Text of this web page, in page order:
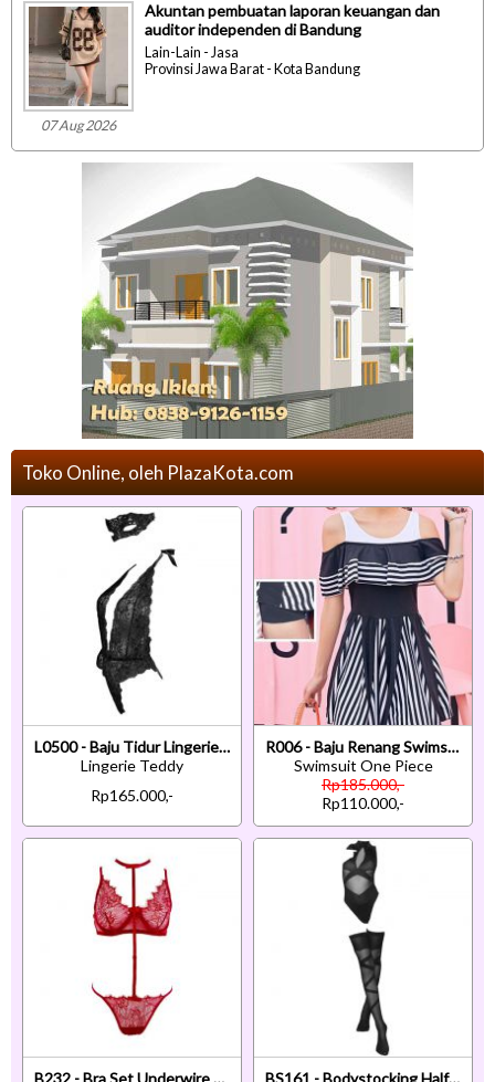
07 Aug 2026
Akuntan pembuatan laporan keuangan dan
auditor independen di Bandung
Lain-Lain - Jasa
Provinsi Jawa Barat - Kota Bandung
Toko Online, oleh PlazaKota.com
L0500 - Baju Tidur Lingerie Teddy Bodysuit Dress Halter Hitam Transparan Benang Emas Belahan Dada Re
Lingerie Teddy
Rp165.000,-
R006 - Baju Renang Swimsuit One Piece Hitam Cup Busa
Swimsuit One Piece
Rp185.000,-
Rp110.000,-